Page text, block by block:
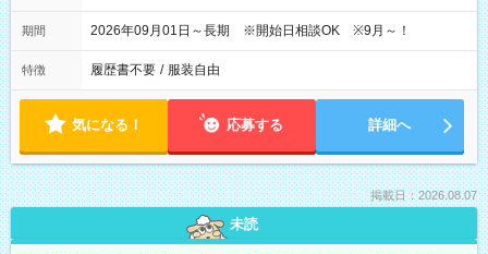
期間 2026年09月01日～長期 ※開始日相談OK ※9月～！
特徴 履歴書不要 / 服装自由
気になる！ 応募する 詳細へ
掲載日：2026.08.07
未読